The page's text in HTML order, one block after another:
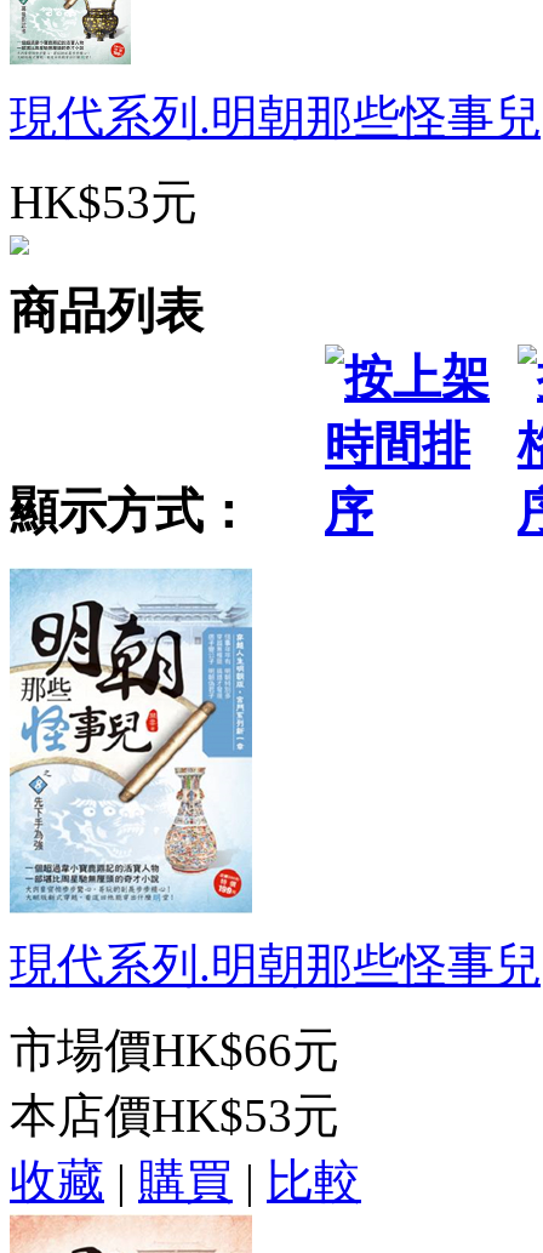
現代系列.明朝那些怪事
HK$53元
商品列表
顯示方式：
現代系列.明朝那些怪事
市場價HK$66元
本店價HK$53元
收藏 | 購買 | 比較